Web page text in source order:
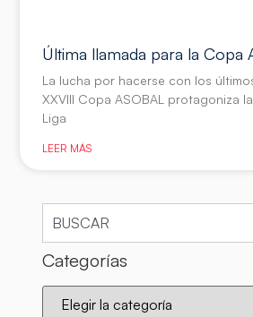
Última llamada para la Copa
La lucha por hacerse con los
XXVIII Copa ASOBAL protagoniza
Liga
LEER MÁS
Categorías